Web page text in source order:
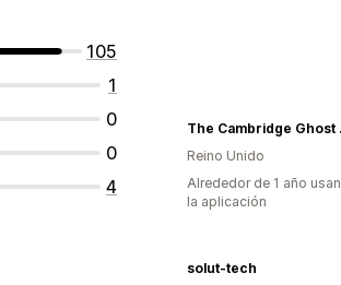
105
1
0
0
4
Reino Unido
Alrededor de 1 año
la aplicación
solut-tech